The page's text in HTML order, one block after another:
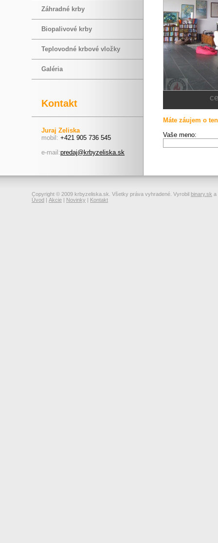
Záhradné krby
Biopalivové krby
Teplovodné krbové vložky
Galéria
Kontakt
Juraj Zeliska
mobil: +421 905 736 545
e-mail:predaj@krbyzeliska.sk
Máte záujem o
Vaše meno:
Copyright © 2009 krbyzeliska.sk. Všetky práva vyhradené. Vyrobil binary.sk a
Úvod | Akcie | Novinky | Kontakt